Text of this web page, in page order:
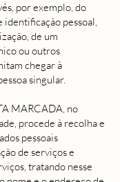
por exemplo, do
identificação pessoal,
de um
ou outros
chegar à
singular.
MARCADA, no
procede à recolha e
pessoais
de serviços e
tratando nesse